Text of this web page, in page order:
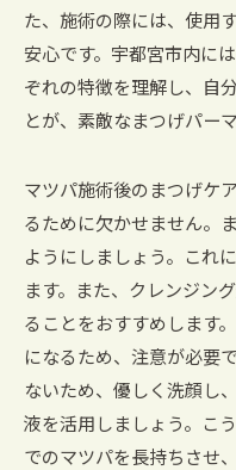
た、施術の際には、使用
安心です。宇都宮市内に
ぞれの特徴を理解し、自
とが、素敵なまつげパー
マツパ施術後のまつげケ
るために欠かせません。
ようにしましょう。これ
ます。また、クレンジン
ることをおすすめします
になるため、注意が必要
ないため、優しく洗顔し
液を活用しましょう。こ
でのマツパを長持ちさせ